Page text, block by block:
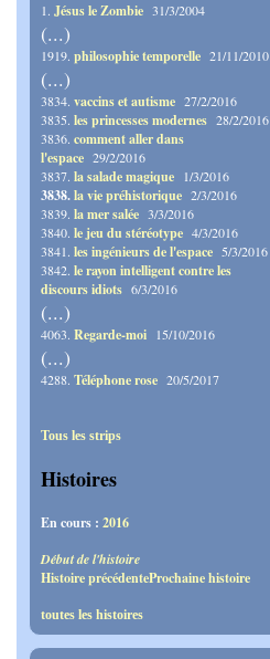
1. Jésus le Zombie 31/3/2004
(...)
1919. philosophie temporelle 21/11/2010
(...)
3834. vaccins et autisme 27/2/2016
3835. les princesses modernes 28/2/2016
3836. comment aller dans
l'espace 29/2/2016
3837. la salade magique 1/3/2016
3838.la vie préhistorique 2/3/2016
3839. la mer salée 3/3/2016
3840. le jeu du stéréotype 4/3/2016
3841. les ingénieurs de l'espace 5/3/2016
3842. le rayon intelligent contre les
discours idiots 6/3/2016
(...)
4063. Regarde-moi 15/10/2016
(...)
4288. Téléphone rose 20/5/2017
Tous les strips
Histoires
En cours : 2016
Début de l'histoire
Histoire précédenteProchaine histoire
toutes les histoires